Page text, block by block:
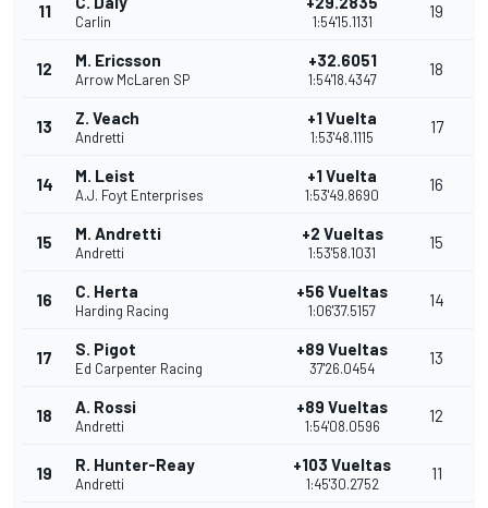
11
Carlin 1:54'15.1131
19
12 M. Ericsson
Arrow McLaren SP
+32.6051
1:54'18.4347
18
13 Z. Veach
Andretti
+1 Vuelta
1:53'48.1115
17
14 M. Leist
A.J. Foyt Enterprises
+1 Vuelta
1:53'49.8690
16
15 M. Andretti
Andretti
+2 Vueltas
1:53'58.1031
15
16 C. Herta
Harding Racing
+56 Vueltas
1:06'37.5157
14
17 S. Pigot
Ed Carpenter Racing
+89 Vueltas
37'26.0454
13
18 A. Rossi
Andretti
+89 Vueltas
1:54'08.0596
12
19 R. Hunter-Reay
Andretti
+103 Vueltas
1:45'30.2752
11